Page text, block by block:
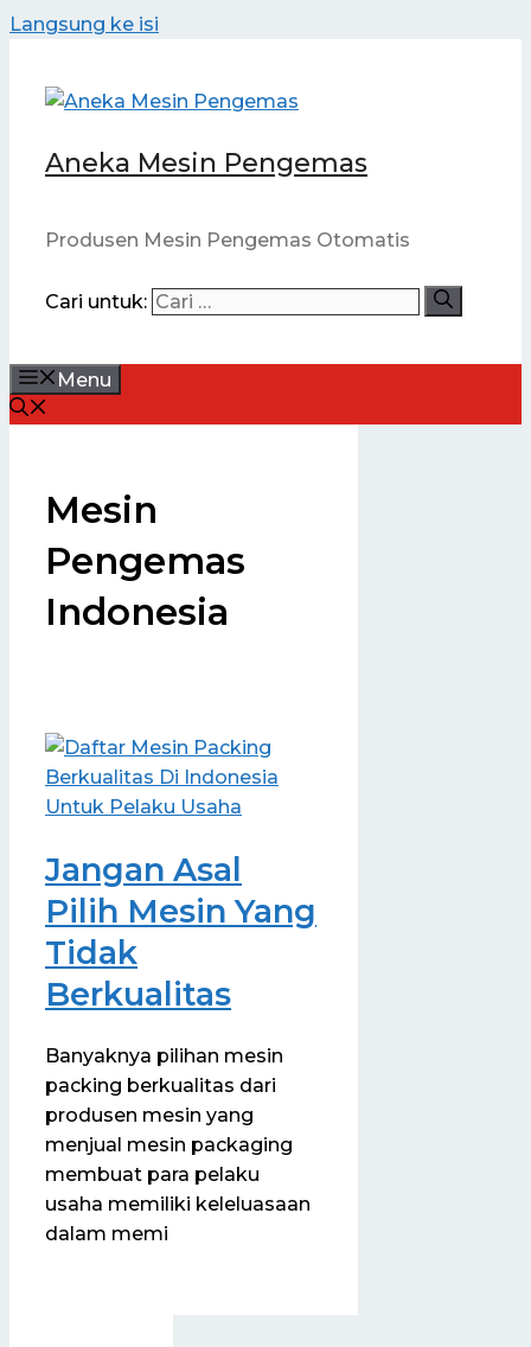
Langsung ke isi
Aneka Mesin Pengemas
Produsen Mesin Pengemas Otomatis
Cari untuk:
Menu
Mesin
Pengemas
Indonesia
Jangan Asal
Pilih Mesin Yang
Tidak
Berkualitas
Banyaknya pilihan mesin
packing berkualitas dari
produsen mesin yang
menjual mesin packaging
membuat para pelaku
usaha memiliki keleluasaan
dalam memi